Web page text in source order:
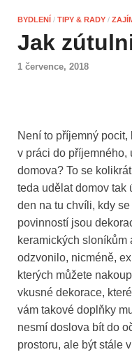
BYDLENÍ / TIPY & RADY /
Jak
1 července, 2018
Není to příjemný
v práci do příjemného,
domova? To se
teda udělat domov tak
den na tu chvíli, kdy
povinností jsou
keramických sloníkům
odzvonilo, nicméně,
kterých můžete
vkusné dekorace,
vám takové doplňky
nesmí doslova bít do
prostoru, ale být stále